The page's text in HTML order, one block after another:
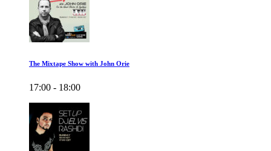
The Mixtape Show with John Orie
17:00 - 18:00